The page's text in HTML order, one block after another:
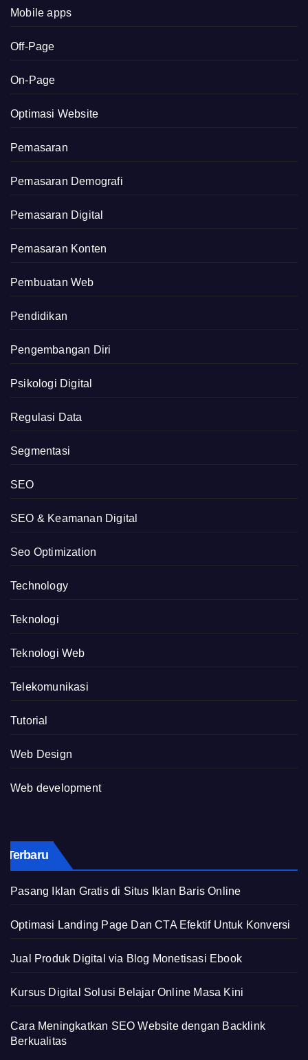
Mobile apps
Off-Page
On-Page
Optimasi Website
Pemasaran
Pemasaran Demografi
Pemasaran Digital
Pemasaran Konten
Pembuatan Web
Pendidikan
Pengembangan Diri
Psikologi Digital
Regulasi Data
Segmentasi
SEO
SEO & Keamanan Digital
Seo Optimization
Technology
Teknologi
Teknologi Web
Telekomunikasi
Tutorial
Web Design
Web development
Terbaru
Pasang Iklan Gratis di Situs Iklan Baris Online
Optimasi Landing Page Dan CTA Efektif Untuk Konversi
Jual Produk Digital via Blog Monetisasi Ebook
Kursus Digital Solusi Belajar Online Masa Kini
Cara Meningkatkan SEO Website dengan Backlink
Berkualitas